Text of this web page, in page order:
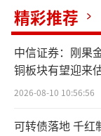
一年以上。
主动关停天
2025年
结文盛资产
19日，汇源
精彩推荐
中信证券：刚果
铜板块有望迎来
2026-08-10 10:56:56
可转债落地 千红